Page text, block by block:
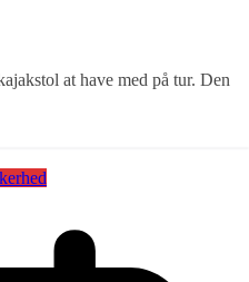
at have med på tur. Den